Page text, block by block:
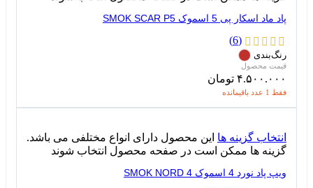
پاد ماد اسکار پی 5 اسموک SMOK SCAR P5
(6)
رنگ‌بندی
۴.۵۰۰.۰۰۰ تومان
فقط 1 عدد باقیمانده
انتخاب گزینه ها این محصول دارای انواع مختلفی می باشد.
گزینه ها ممکن است در صفحه محصول انتخاب شوند
ویپ پاد نورد 4 اسموک SMOK NORD 4